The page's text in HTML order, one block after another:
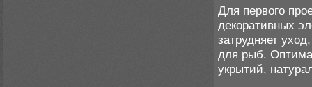
Для первого
декоративных
затрудняет
для рыб.
укрытий,